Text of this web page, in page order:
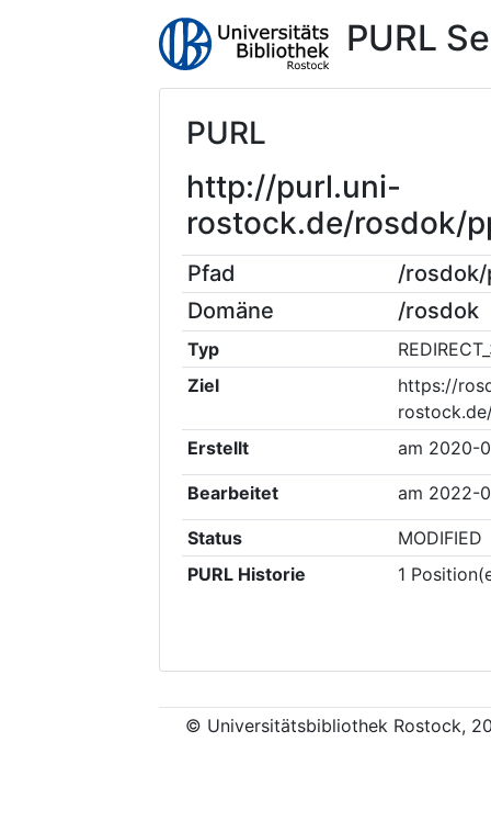
PURL
PURL
http://purl.uni-
rostock.de/rosdok/
Pfad
/
Domäne
/rosdok
Typ
Ziel
https://
Erstellt
am 2020-
Bearbeitet am 2022-
Status
MODIFIED
PURL Historie
1
© Universitätsbibliothek Rostock,